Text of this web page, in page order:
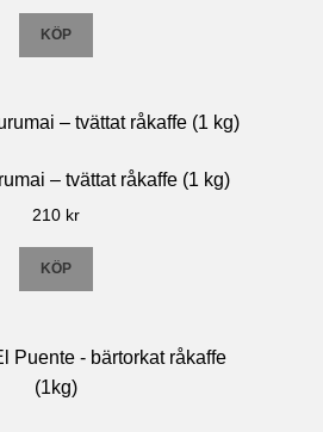
KÖP
– tvättat råkaffe (1 kg)
210 kr
KÖP